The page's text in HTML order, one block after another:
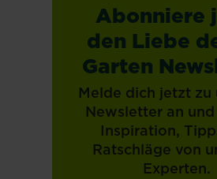
Abonniere
den Liebe
Garten
Melde dich jetzt zu
Newsletter an
Inspiration,
Ratschläge von
Experten.